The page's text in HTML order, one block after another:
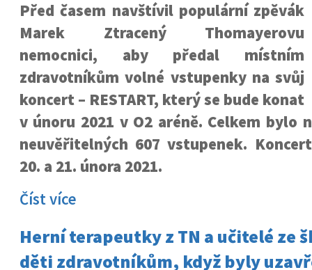
Před časem navštívil populární zpěvák
Marek Ztracený Thomayerovu
nemocnici, aby předal místním
zdravotníkům volné vstupenky na svůj
koncert – RESTART, který se bude konat
v únoru 2021 v O2 aréně. Celkem bylo
neuvěřitelných 607 vstupenek.
20. a 21. února 2021.
Číst více
Herní terapeutky z TN a učitelé ze
děti zdravotníkům, když byly